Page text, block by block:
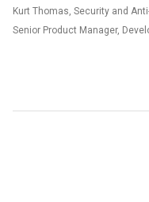
Kurt Thomas, Security and
Senior Product Manager,